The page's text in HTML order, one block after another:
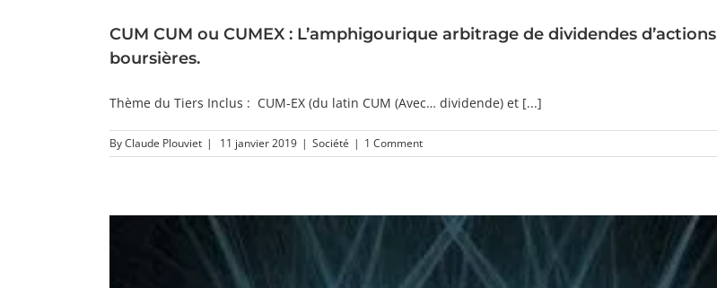
CUM CUM ou CUMEX : L’amphigourique arbitrage de dividendes d’actions
boursières.
Thème du Tiers Inclus : CUM-EX (du latin CUM (Avec… dividende) et [...]
ByClaude Plouviet | 11 janvier 2019 | Société | 1 Comment